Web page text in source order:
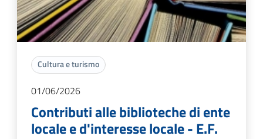
Cultura e turismo
01/06/2026
Contributi alle biblioteche di ente
locale e d'interesse locale - E.F.